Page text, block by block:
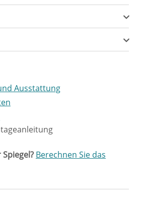
Ausstattung
Berechnen Sie das